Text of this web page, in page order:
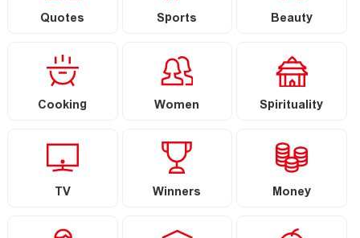
Quotes Sports Beauty
Cooking Women Spirituality
TV Winners Money